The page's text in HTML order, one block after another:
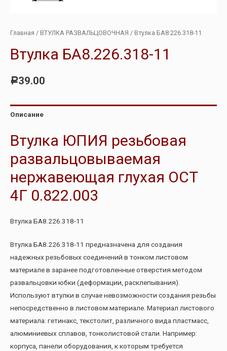
Главная / ВТУЛКА РАЗВАЛЬЦОВОЧНАЯ / Втулка БА8.226.318-11
Втулка БА8.226.318-11
Р39.00
Описание
Втулка ЮПИЯ резьбовая
развальцовываемая
нержавеющая глухая ОСТ
4Г 0.822.003
Втулка БА8.226.318-11
Втулка БА8.226.318-11 предназначена для создания
надежных резьбовых соединений в тонком листовом
материале в заранее подготовленные отверстия методом
развальцовки юбки (деформации, расклепывания).
Используют втулки в случае невозможности создания резьбы
непосредственно в листовом материале. Материал листового
материала: гетинакс, текстолит, различного вида пластмасс,
алюминиевых сплавов, тонколистовой стали. Например:
корпуса, панели оборудования, к которым требуется